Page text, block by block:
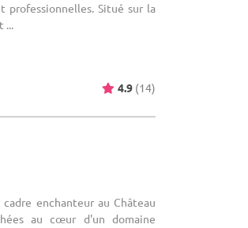
professionnelles. Situé sur la
...
4.9 (14)
enchanteur au Château
au cœur d'un domaine